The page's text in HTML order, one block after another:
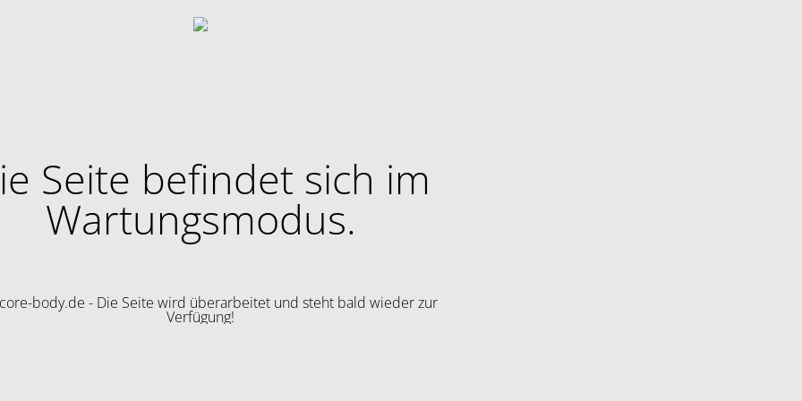
Seite befindet sich im
Wartungsmodus.
body.de - Die Seite wird überarbeitet und steht bald wieder zur
Verfügung!